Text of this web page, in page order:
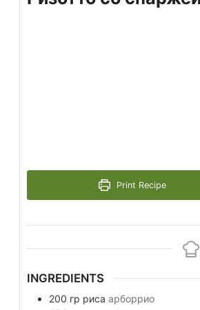
Print Recipe
INGREDIENTS
200 гр риса арборрио